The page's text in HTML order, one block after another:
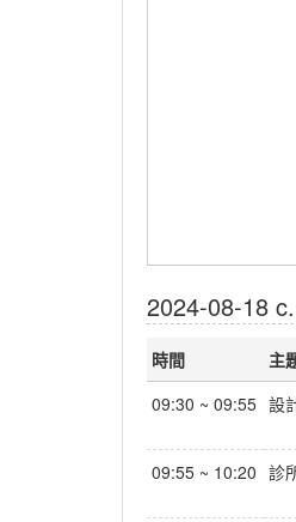
2024-08-18
時間 主
09:30 ~ 09:55 設
09:55 ~ 10:20 診